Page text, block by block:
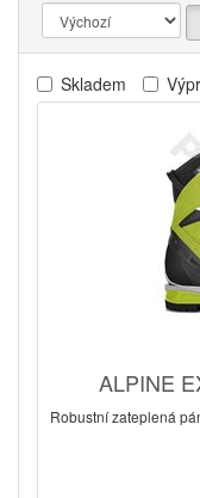
Skladem
ALPINE
Robustní zateplená